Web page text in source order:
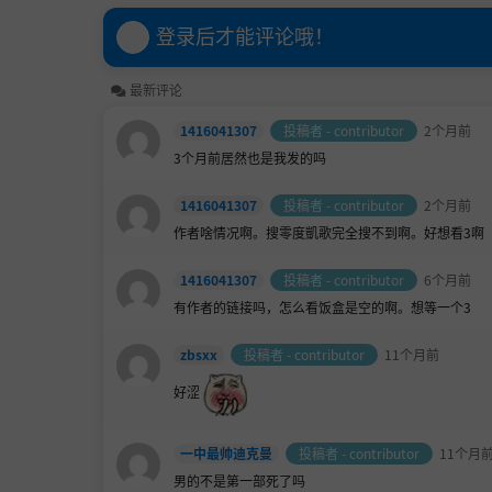
登录后才能评论哦！
最新评论
1416041307 投稿者 - contributor
2个月前
3个月前居然也是我发的吗
1416041307 投稿者 - contributor
2个月前
作者啥情况啊。搜零度凱歌完全搜不到啊。好想看3啊
1416041307 投稿者 - contributor
6个月前
有作者的链接吗，怎么看饭盒是空的啊。想等一个3
zbsxx 投稿者 - contributor 11个月前
好涩
一中最帅迪克曼 投稿者 - contributor
11个月
男的不是第一部死了吗